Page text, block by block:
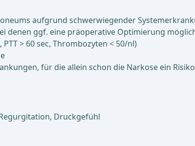
aufgrund schwerwiegender
denen ggf. eine präoperative Optimierung
> 60 sec, Thrombozyten < 50/nl)
für die allein schon die Narkose ein
Druckgefühl